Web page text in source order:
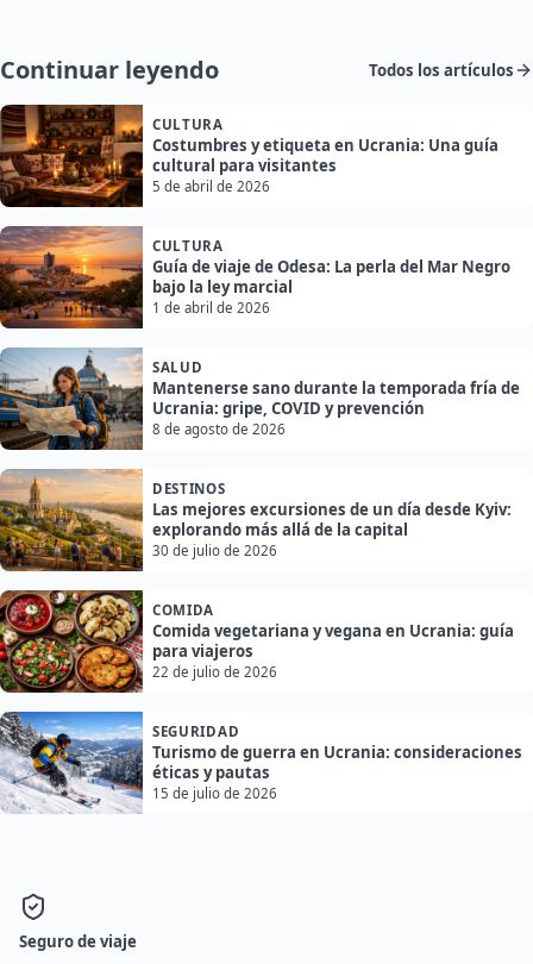
Continuar leyendo Todos los artículos
CULTURA
Costumbres y etiqueta en Ucrania: Una guía
cultural para visitantes
5 de abril de 2026
CULTURA
Guía de viaje de Odesa: La perla del Mar Negro
bajo la ley marcial
1 de abril de 2026
SALUD
Mantenerse sano durante la temporada fría de
Ucrania: gripe, COVID y prevención
8 de agosto de 2026
DESTINOS
Las mejores excursiones de un día desde Kyiv:
explorando más allá de la capital
30 de julio de 2026
COMIDA
Comida vegetariana y vegana en Ucrania: guía
para viajeros
22 de julio de 2026
SEGURIDAD
Turismo de guerra en Ucrania: consideraciones
éticas y pautas
15 de julio de 2026
Seguro de viaje